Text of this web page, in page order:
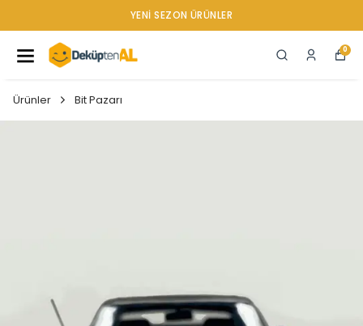
YENI SEZON ÜRÜNLER
0
Ürünler Bit Pazarı